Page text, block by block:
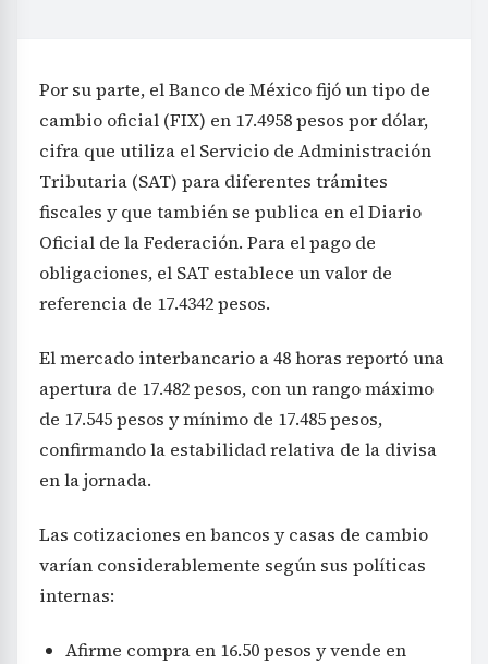
Por su parte, el Banco de México fijó un tipo de
cambio oficial (FIX) en 17.4958 pesos por dólar,
cifra que utiliza el Servicio de Administración
Tributaria (SAT) para diferentes trámites
fiscales y que también se publica en el Diario
Oficial de la Federación. Para el pago de
obligaciones, el SAT establece un valor de
referencia de 17.4342 pesos.
El mercado interbancario a 48 horas reportó una
apertura de 17.482 pesos, con un rango máximo
de 17.545 pesos y mínimo de 17.485 pesos,
confirmando la estabilidad relativa de la divisa
en la jornada.
Las cotizaciones en bancos y casas de cambio
varían considerablemente según sus políticas
internas:
Afirme compra en 16.50 pesos y vende en